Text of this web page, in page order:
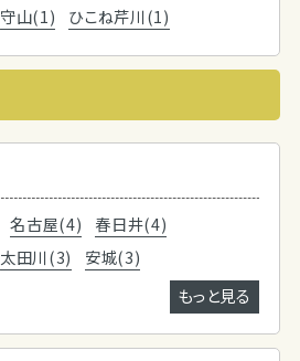
守山(1) ひこね芹川(1)
名古屋(4)
春日井(4)
太田川(3)
安城(3)
もっと見る